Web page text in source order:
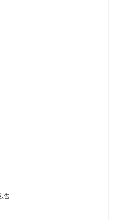
告